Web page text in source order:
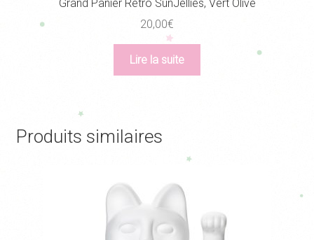
Grand Panier Rétro SunJellies, Vert Olive
20,00€
Lire la suite
Produits similaires